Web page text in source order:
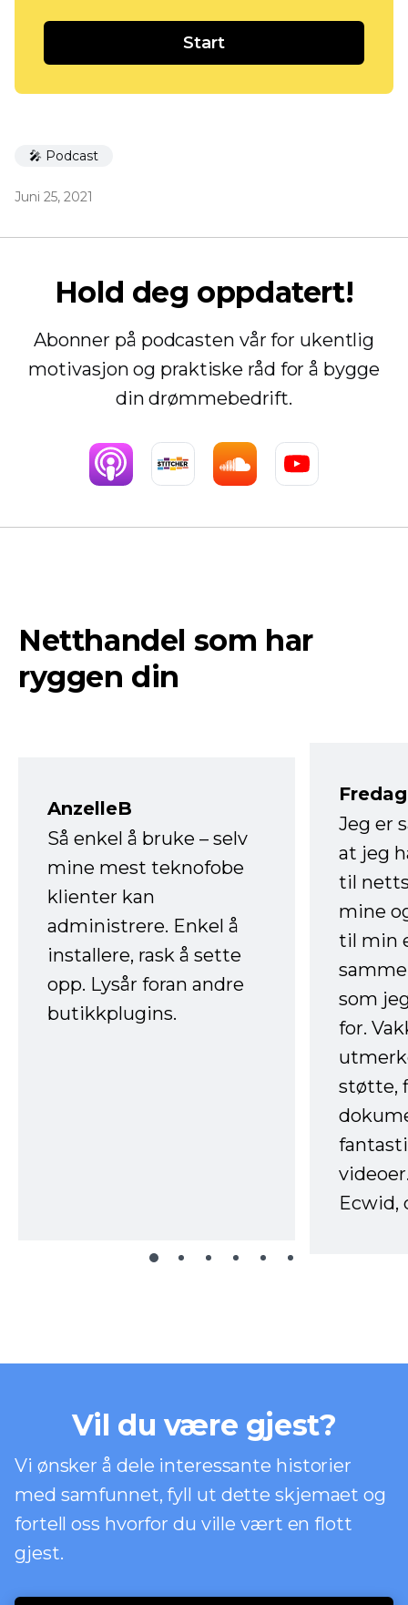
Start
🎤 Podcast
Juni 25, 2021
Hold deg oppdatert!
Abonner på podcasten vår for ukentlig
motivasjon og praktiske råd for å bygge
din drømmebedrift.
Netthandel som har
ryggen din
AnzelleB
Så enkel å bruke – selv
mine mest teknofobe
klienter kan
administrere. Enkel å
installere, rask å sette
opp. Lysår foran andre
butikkplugins.
Jeg er
at jeg
til
mine
til min
som
for.
støtte,
Ecwid,
Vil du være gjest?
Vi ønsker å dele interessante historier
med samfunnet, fyll ut dette skjemaet og
fortell oss hvorfor du ville vært en flott
gjest.